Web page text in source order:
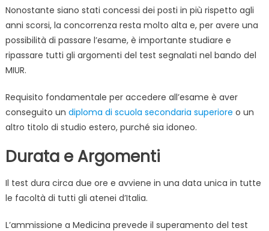
Nonostante siano stati concessi dei posti in più rispetto agli
anni scorsi, la concorrenza resta molto alta e, per avere una
possibilità di passare l’esame, è importante studiare e
ripassare tutti gli argomenti del test segnalati nel bando del
MIUR.
Requisito fondamentale per accedere all’esame è aver
conseguito un diploma di scuola secondaria superiore o un
altro titolo di studio estero, purché sia idoneo.
Durata e Argomenti
Il test dura circa due ore e avviene in una data unica in tutte
le facoltà di tutti gli atenei d’Italia.
L’ammissione a Medicina prevede il superamento del test